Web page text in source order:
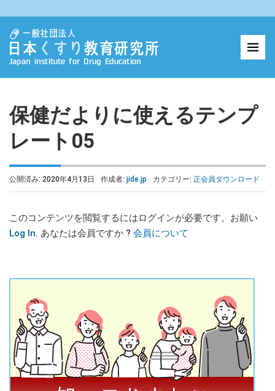
保健だよりに使えるテンプ
レート05
公開済み: 2020年4月13日 作成者: jide.jp カテゴリー: 正会員ダウンロード
このコンテンツを閲覧するにはログインが必要です。お願い
Log In. あなたは会員ですか ? 会員について